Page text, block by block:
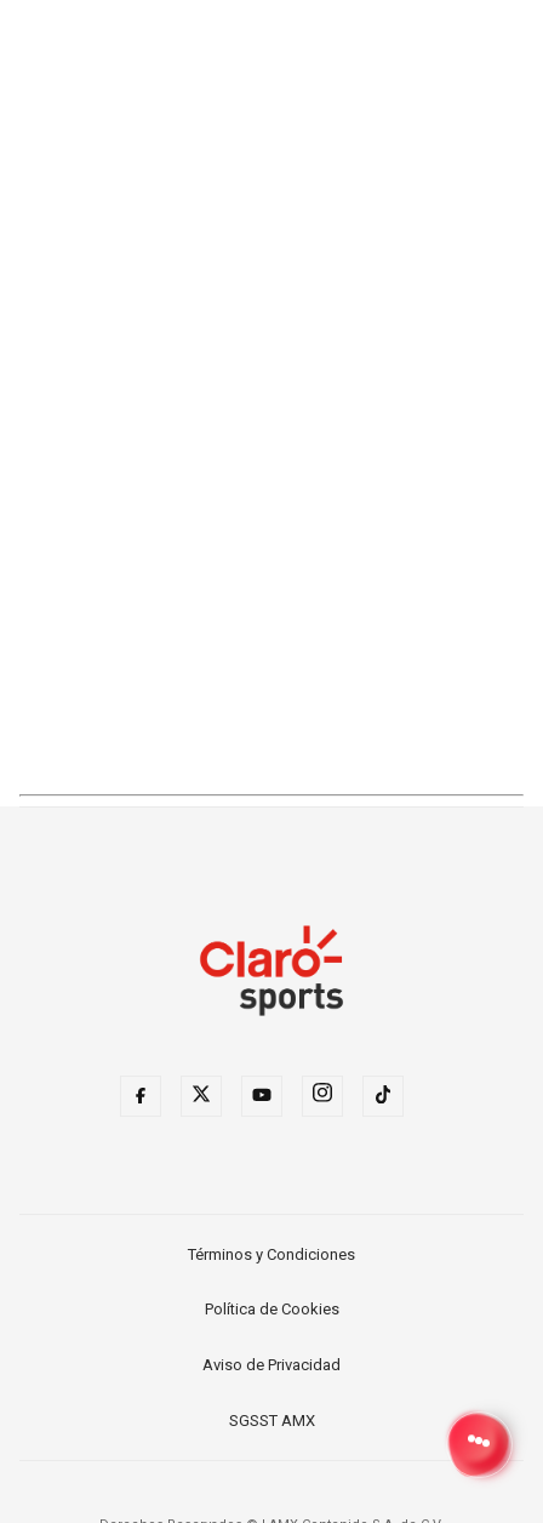
Términos y Condiciones
Política de Cookies
Aviso de Privacidad
SGSST AMX